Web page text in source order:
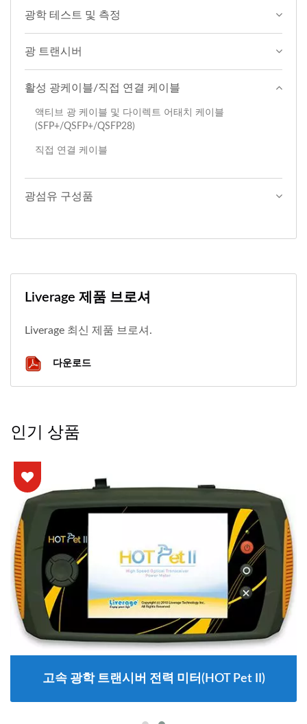
광학 테스트 및 측정
광 트랜시버
활성 광케이블/직접 연결 케이블
액티브 광 케이블 및 다이렉트 어태치 케이블
(SFP+/QSFP+/QSFP28)
직접 연결 케이블
광섬유 구성품
Liverage 제품 브로셔
Liverage 최신 제품 브로셔.
다운로드
인기 상품
고속 광학 트랜시버 전력 미터(HOT Pet II)